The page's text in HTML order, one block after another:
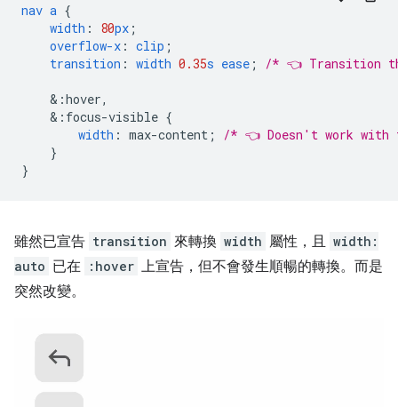
nav a {
width : 80px ;
overflow-x : clip ;
transition : width 0.35s ease ; /* 👈 Transition
& :hover,
& :focus-visible {
width : max-content ;
/* 👈 Doesn't work
}
}
雖然已宣告 transition 來轉換 width 屬性，且 width:
auto 已在 :hover 上宣告，但不會發生順暢的轉換。而是
突然改變。